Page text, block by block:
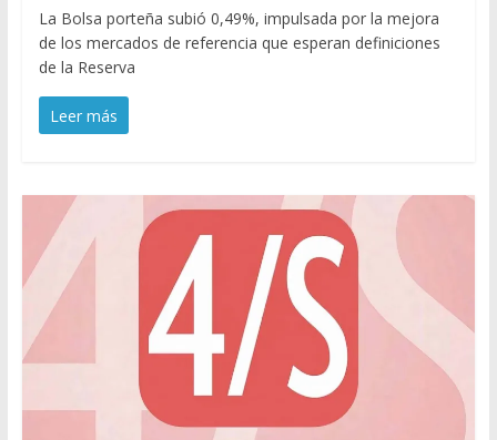
La Bolsa porteña subió 0,49%, impulsada por la mejora
de los mercados de referencia que esperan definiciones
de la Reserva
Leer más